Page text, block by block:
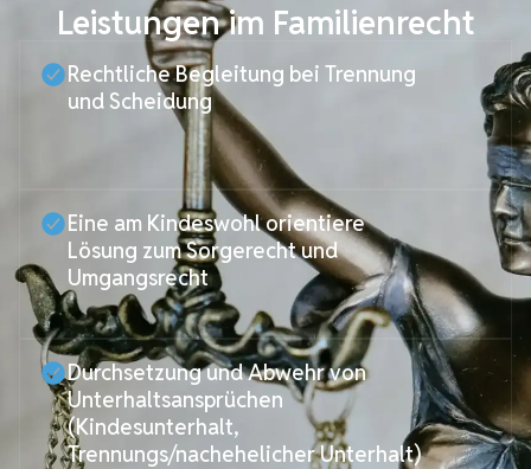
Leistungen im Familienrecht
Rechtliche Begleitung bei Trennung
und Scheidung​
Eine am Kindeswohl orientiere
Lösung zum Sorgerecht und
Umgangsrecht
Durchsetzung und Abwehr von
Unterhaltsansprüchen
(Kindesunterhalt,
Trennungs/nachehelicher Unterhalt)